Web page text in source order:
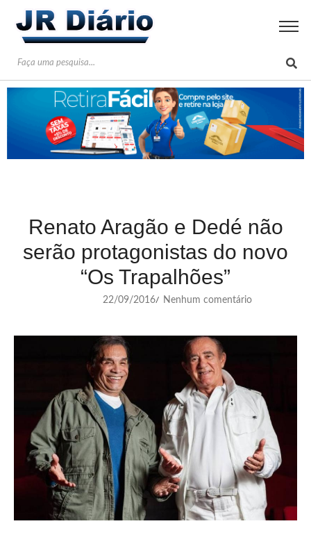
Renato Aragão e Dedé não
serão protagonistas do novo
“Os Trapalhões”
22/09/2016/ Nenhum comentário